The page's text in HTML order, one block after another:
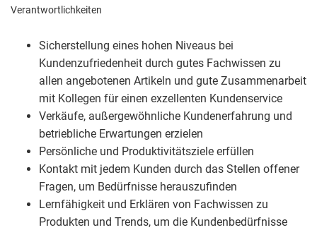
Verantwortlichkeiten
Sicherstellung eines hohen Niveaus bei
Kundenzufriedenheit durch gutes Fachwissen zu
allen angebotenen Artikeln und gute Zusammenarbeit
mit Kollegen für einen exzellenten Kundenservice
Verkäufe, außergewöhnliche Kundenerfahrung und
betriebliche Erwartungen erzielen
Persönliche und Produktivitätsziele erfüllen
Kontakt mit jedem Kunden durch das Stellen offener
Fragen, um Bedürfnisse herauszufinden
Lernfähigkeit und Erklären von Fachwissen zu
Produkten und Trends, um die Kundenbedürfnisse